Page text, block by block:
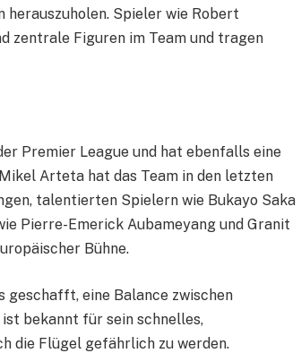
herauszuholen. Spieler wie Robert
zentrale Figuren im Team und tragen
Premier League und hat ebenfalls eine
Arteta hat das Team in den letzten
talentierten Spielern wie Bukayo Saka
Pierre-Emerick Aubameyang und Granit
Bühne.
eine Balance zwischen
bekannt für sein schnelles,
die Flügel gefährlich zu werden.